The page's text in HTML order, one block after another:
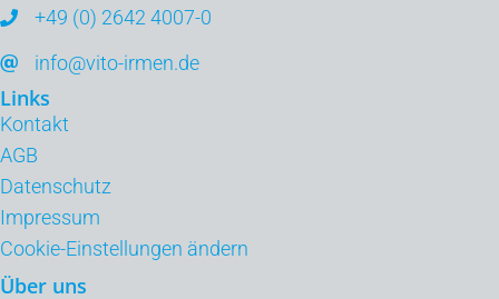
+49 (0) 2642 4007-0
info@vito-irmen.de
Links
Kontakt
AGB
Datenschutz
Impressum
Cookie-Einstellungen ändern
Über uns